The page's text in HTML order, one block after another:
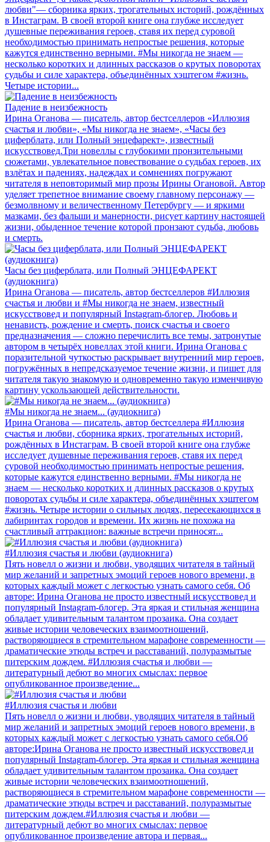
любви"— сборника ярких, трогательных историй, рождённых
в Инстаграм. В своей второй книге она глубже исследует
душевные переживания героев, ставя их перед суровой
необходимостью принимать непростые решения, которые
кажутся единственно верными. #Мы никогда не знаем —
несколько коротких и длинных рассказов о крутых поворотах
судьбы и силе характера, объединённых хэштегом #жизнь.
Четыре истории...
Падение в неизбежность
Ирина Оганова — писатель, автор бестселлеров «Иллюзия
счастья и любви», «Мы никогда не знаем», «Часы без
циферблата, или Полный энцефарект», известный
искусствовед.Три новеллы с глубокими пронзительными
сюжетами, увлекательное повествование о судьбах героев, их
взлётах и падениях, надеждах и сомнениях погружают
читателя в неповторимый мир прозы Ирины Огановой. Автор
уделяет трепетное внимание своему главному персонажу —
безмолвному и величественному Петербургу — и яркими
мазками, без фальши и манерности, рисует картину настоящей
жизни, обыденное течение которой пронзают судьба, любовь
и смерть.
Часы без циферблата, или Полный ЭНЦЕФАРЕКТ
(аудиокнига)
Ирина Оганова — писатель, автор бестселлеров #Иллюзия
счастья и любви и #Мы никогда не знаем, известный
искусствовед и популярный Instagram-блогер. Любовь и
ненависть, рождение и смерть, поиск счастья и своего
предназначения — сложно перечислить все темы, затронутые
автором в четырёх новеллах этой книги. Ирина Оганова с
поразительной чуткостью раскрывает внутренний мир героев,
погружённых в непредсказуемое течение жизни, и пишет для
читателя такую знакомую и одновременно такую изменчивую
картину ускользающей действительности.
#Мы никогда не знаем... (аудиокнига)
Ирина Оганова — писатель, автор бестселлера #Иллюзия
счастья и любви, сборника ярких, трогательных историй,
рождённых в Инстаграм. В своей второй книге она глубже
исследует душевные переживания героев, ставя их перед
суровой необходимостью принимать непростые решения,
которые кажутся единственно верными. #Мы никогда не
знаем — несколько коротких и длинных рассказов о крутых
поворотах судьбы и силе характера, объединённых хэштегом
#жизнь. Четыре истории о сильных людях, пересекающихся в
лабиринтах городов и времени. Их жизнь не похожа на
счастливый аттракцион: важные встречи приносят...
#Иллюзия счастья и любви (аудиокнига)
Пять новелл о жизни и любви, уводящих читателя в тайный
мир желаний и запретных эмоций героев нового времени, в
которых каждый может с легкостью узнать самого себя. Об
авторе: Ирина Оганова не просто известный искусствовед и
популярный Instagram-блогер. Эта яркая и стильная женщина
обладает удивительным талантом прозаика. Она создает
живые истории человеческих взаимоотношений,
растворяющиеся в стремительном марафоне современности —
драматические этюды встреч и расставаний, полуразмытые
питерским дождем. #Иллюзия счастья и любви —
литературный дебют во многих смыслах: первое
опубликованное произведение...
#Иллюзия счастья и любви
Пять новелл о жизни и любви, уводящих читателя в тайный
мир желаний и запретных эмоций героев нового времени, в
которых каждый может с легкостью узнать самого себя.Об
авторе:Ирина Оганова не просто известный искусствовед и
популярный Instagram-блогер. Эта яркая и стильная женщина
обладает удивительным талантом прозаика. Она создает
живые истории человеческих взаимоотношений,
растворяющиеся в стремительном марафоне современности —
драматические этюды встреч и расставаний, полуразмытые
питерским дождем.#Иллюзия счастья и любви —
литературный дебют во многих смыслах: первое
опубликованное произведение автора и первая...